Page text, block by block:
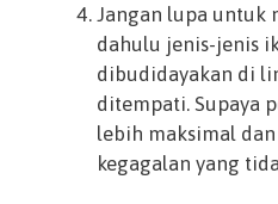
Jangan lupa untuk
dahulu jenis-jenis
dibudidayakan di
ditempati. Supaya
lebih maksimal
kegagalan yang